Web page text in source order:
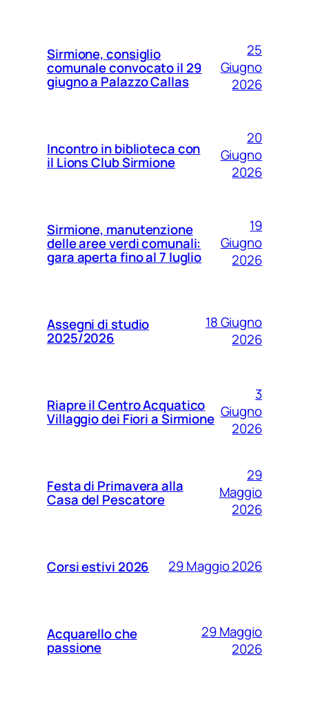
Sirmione, consiglio
comunale convocato il 29
giugno a Palazzo Callas
25
Giugno
2026
Incontro in biblioteca con
il Lions Club Sirmione
20
Giugno
2026
Sirmione, manutenzione
delle aree verdi comunali:
gara aperta fino al 7 luglio
19
Giugno
2026
Assegni di studio
2025/2026
18 Giugno
2026
Riapre il Centro Acquatico
Villaggio dei Fiori a Sirmione
3
Giugno
2026
Festa di Primavera alla
Casa del Pescatore
29
Maggio
2026
Corsi estivi 2026 29 Maggio 2026
Acquarello che
passione
29 Maggio
2026